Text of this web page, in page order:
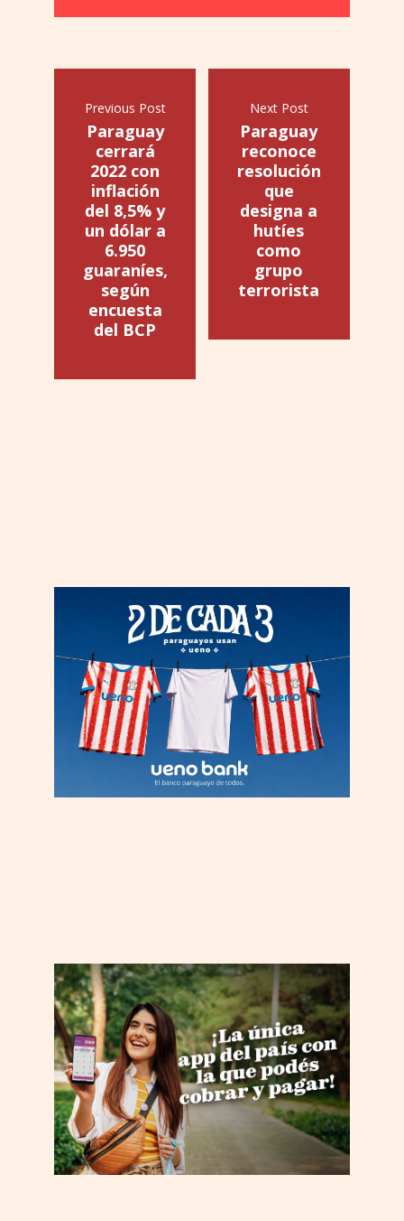
Previous Post
Paraguay
cerrará
2022 con
inflación
del 8,5% y
un dólar a
6.950
guaraníes,
según
encuesta
del BCP
Next Post
Paraguay
reconoce
resolución
que
designa a
hutíes
como
grupo
terrorista